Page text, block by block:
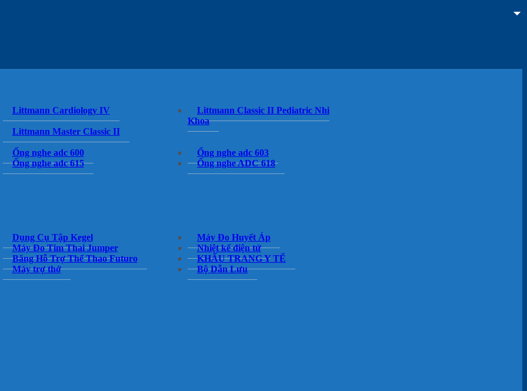
Littmann Cardiology IV
Littmann Classic II Pediatric Nhi
Khoa
Littmann Master Classic II
Ống nghe adc 600
Ống nghe adc 603
Ống nghe adc 615
Ống nghe ADC 618
Dụng Cụ Tập Kegel
Máy Đo Huyết Áp
Máy Đo Tim Thai Jumper
Nhiệt kế điện tử
Băng Hỗ Trợ Thể Thao Futuro
KHẨU TRANG Y TẾ
Máy trợ thở Bộ Dẫn Lưu